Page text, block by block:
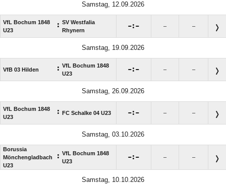
Samstag, 12.09.2026
VfL Bochum 1848
U23
: SV Westfalia
Rhynern
: – –
Samstag, 19.09.2026
VfB 03 Hilden : VfL Bochum 1848
U23
: – –
Samstag, 26.09.2026
VfL Bochum 1848
U23
: FC Schalke 04 U23 : – –
Samstag, 03.10.2026
Borussia
Mönchengladbach
U23
: VfL Bochum 1848
U23
: – –
Samstag, 10.10.2026